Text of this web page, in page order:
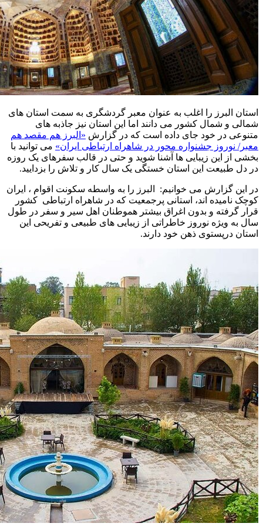
استان البرز را اغلب به عنوان معبر گردشگری به سمت استان های
شمالی و شمال کشور می دانند اما این استان نیز جاذبه های
متنوعی در خود جای داده است که در گزارش «البرز هم مقصد هم
معبر/ نوروز جشنواره محور در شاهراه ارتباطی ایران» می توانید با
بخشی از این زیبایی ها آشنا شوید و حتی در قالب سفرهای یک روزه
در دل طبیعت این استان خستگی یک سال کار و تلاش را بزدایید.
در این گزارش می خوانیم: البرز را به واسطه سکونت اقوام ، ایران
کوچک نامیده اند، استانی پرجمعیت که در شاهراه ارتباطی کشور
قرار گرفته و بدون اغراق بیشتر هموطنان اهل سیر و سفر در طول
سال به ویژه نوروز خاطراتی از زیبایی های طبیعی و تفریحی این
استان درپستوی ذهن خود دارند.